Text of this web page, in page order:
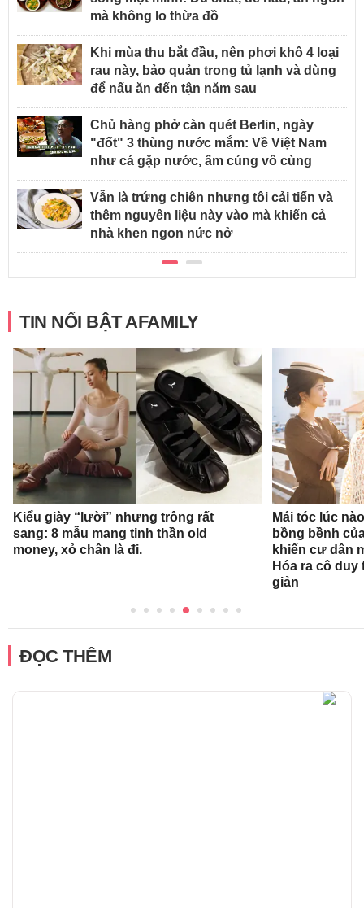
mà không lo thừa đồ
Khi mùa thu bắt đầu, nên phơi khô 4 loại
rau này, bảo quản trong tủ lạnh và dùng
để nấu ăn đến tận năm sau
Chủ hàng phở càn quét Berlin, ngày
"đốt" 3 thùng nước mắm: Về Việt Nam
như cá gặp nước, ấm cúng vô cùng
Vẫn là trứng chiên nhưng tôi cải tiến và
thêm nguyên liệu này vào mà khiến cả
nhà khen ngon nức nở
TIN NỔI BẬT AFAMILY
Kiểu giày “lười” nhưng trông rất
sang: 8 mẫu mang tinh thần old
money, xỏ chân là đi.
Mái tóc lúc
bồng bềnh
khiến cư dân
Hóa ra cô
giản
ĐỌC THÊM